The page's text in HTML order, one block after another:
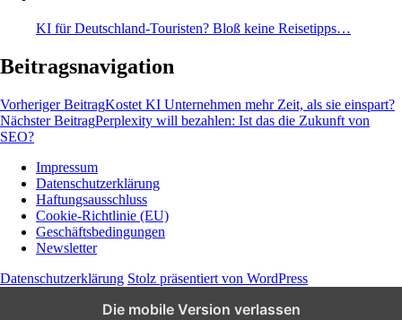
KI für Deutschland-Touristen? Bloß keine Reisetipps…
Beitragsnavigation
Vorheriger BeitragKostet KI Unternehmen mehr Zeit, als sie einspart?
Nächster BeitragPerplexity will bezahlen: Ist das die Zukunft von
SEO?
Wissen und News zu KI, Social Media und
Co.
Impressum
Datenschutzerklärung
Haftungsausschluss
Cookie-Richtlinie (EU)
Geschäftsbedingungen
Newsletter
Datenschutzerklärung Stolz präsentiert von WordPress
Die mobile Version verlassen